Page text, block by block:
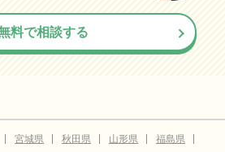
料で相談する
宮城県 秋田県 山形県
福島県